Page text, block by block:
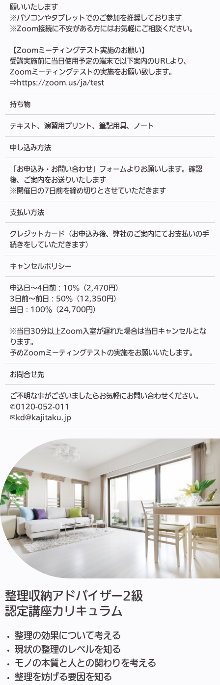
願いいたします
※パソコンやタブレットでのご参加を推奨しております
※Zoom接続に不安がある方にはお気軽にご相談ください。
【Zoomミーティングテスト実施のお願い】
受講実施前に当日使用予定の端末で以下案内のURLより、
Zoomミーティングテストの実施をお願い致します。
⇒https://zoom.us/ja/test
持ち物
テキスト、演習用プリント、筆記用具、ノート
申し込み方法
「お申込み・お問い合わせ」フォームよりお願いします。確認
後、ご案内をお送りいたします
※開催日の7日前を締め切りとさせていただきます
支払い方法
クレジットカード（お申込み後、弊社のご案内にてお支払いの手
続きをしていただきます）
キャンセルポリシー
申込日～4日前：10%（2,470円）
3日前～前日：50％（12,350円）
当日：100％（24,700円）
※当日30分以上Zoom入室が遅れた場合は当日キャンセルとな
ります。
予めZoomミーティングテストの実施をお願いいたします。
お問合せ先
ご不明な事がございましたらお気軽にお問い合わせください。
✆0120-052-011
✉kd@kajitaku.jp
整理収納アドバイザー2級
認定講座カリキュラム
整理の効果について考える
現状の整理のレベルを知る
モノの本質と人との関わりを考える
整理を妨げる要因を知る